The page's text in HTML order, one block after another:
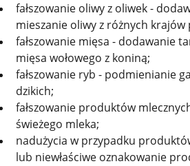
fałszowanie oliwy z oliwek -
mieszanie oliwy z różnych krajów
fałszowanie mięsa - dodawanie
mięsa wołowego z koniną;
fałszowanie ryb - podmienianie
dzikich;
fałszowanie produktów
świeżego mleka;
nadużycia w przypadku
lub niewłaściwe oznakowanie